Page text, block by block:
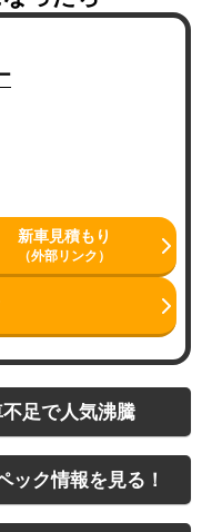
新車見積もり
（外部リンク）
不足で人気沸騰
ック情報を見る！